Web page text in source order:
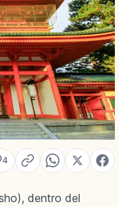
4
dentro del